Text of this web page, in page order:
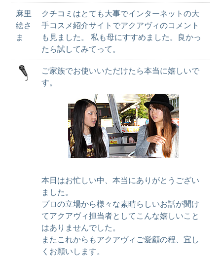
麻里
絵さ
ま
クチコミはとても大事でインターネットの大
手コスメ紹介サイトでアクアヴィのコメント
も見ました。 私も母にすすめました。良かっ
たら試してみてって。
ご家族でお使いいただけたら本当に嬉しいで
す。
本日はお忙しい中、本当にありがとうござい
ました。
プロの立場から様々な素晴らしいお話が聞け
てアクアヴィ担当者としてこんな嬉しいこと
はありませんでした。
またこれからもアクアヴィご愛顧の程、宜し
くお願いします。